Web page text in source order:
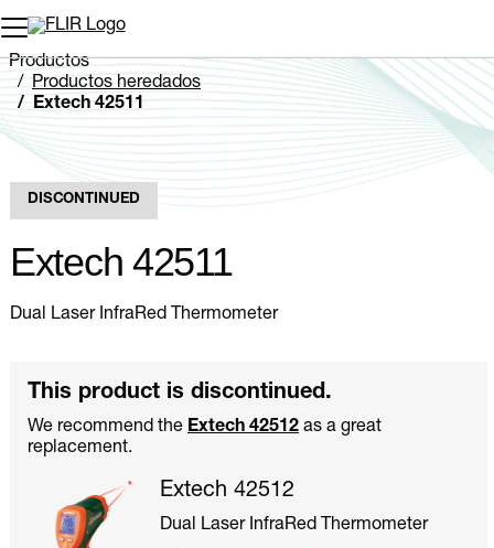
Productos
Productos heredados
Extech 42511
DISCONTINUED
Extech 42511
Dual Laser InfraRed Thermometer
This product is discontinued.
We recommend the Extech 42512 as a great
replacement.
Extech 42512
Dual Laser InfraRed Thermometer